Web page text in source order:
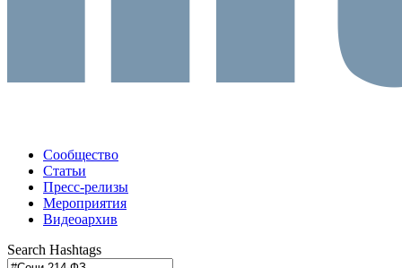
Сообщество
Статьи
Пресс-релизы
Мероприятия
Видеоархив
Search Hashtags